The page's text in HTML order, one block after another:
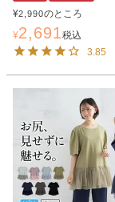
¥2,990のところ
¥2,691税込
3.85